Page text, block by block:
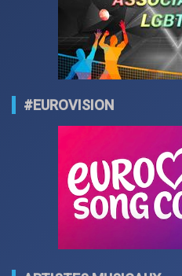
#EUROVISION